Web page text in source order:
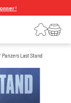
!
Connexion
Votre panier
Panzers Last Stand